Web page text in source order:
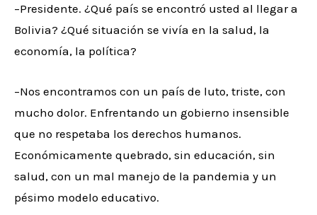
–Presidente. ¿Qué país se encontró usted al llegar a
Bolivia? ¿Qué situación se vivía en la salud, la
economía, la política?
–Nos encontramos con un país de luto, triste, con
mucho dolor. Enfrentando un gobierno insensible
que no respetaba los derechos humanos.
Económicamente quebrado, sin educación, sin
salud, con un mal manejo de la pandemia y un
pésimo modelo educativo.